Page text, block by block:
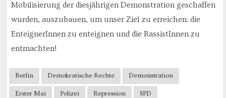
Mobilisierung der diesjährigen Demonstration geschaffen
wurden, auszubauen, um unser Ziel zu erreichen: die
EnteignerInnen zu enteignen und die RassistInnen zu
entmachten!
Berlin Demokratische Rechte Demonstration
Erster Mai Polizei Repression SPD